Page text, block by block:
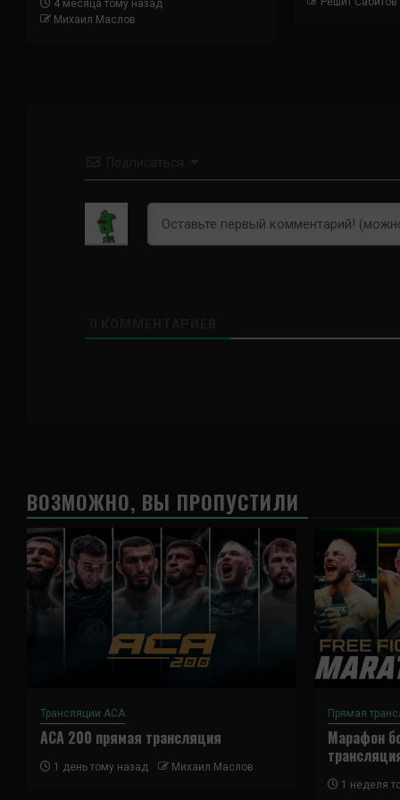
4 месяца тому назад
Михаил Маслов
ВОЗМОЖНО, ВЫ ПРОПУСТИЛИ
Трансляции ACA
ACA 200 прямая трансляция
1 день тому назад Михаил Маслов
Прямая
Марафон
1 неделя